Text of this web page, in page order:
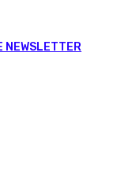
NEWSLETTER